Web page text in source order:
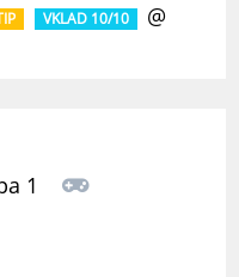
VKLAD 10/10
@
1